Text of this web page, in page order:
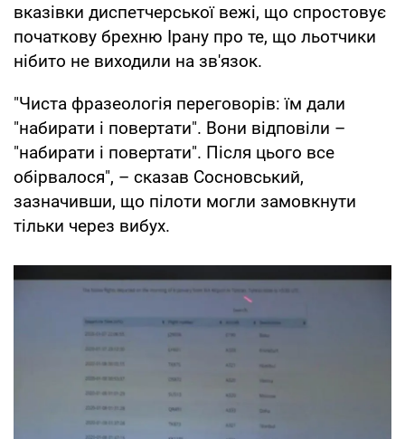
вказівки диспетчерської вежі, що спростовує
початкову брехню Ірану про те, що льотчики
нібито не виходили на зв'язок.
"Чиста фразеологія переговорів: їм дали
"набирати і повертати". Вони відповіли –
"набирати і повертати". Після цього все
обірвалося", – сказав Сосновський,
зазначивши, що пілоти могли замовкнути
тільки через вибух.